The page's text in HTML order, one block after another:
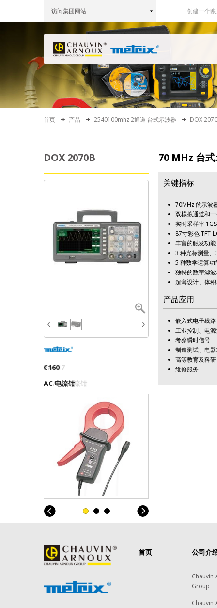
访问集团网站 创建一个
首页 产品 2540100mhz 2通道 台式示波器 DOX
DOX 2070B
C160
AC 电流钳
E27
100AAC/DC 电流钳
PAC17
AC/DC 电流钳
70 MHz 台
关键指标
70MHz 的示波
双模拟通道和
实时采样率
87寸彩色 TFT-
丰富的触发功
3 种光标测量
5 种数学运算功
独特的数字滤
超薄设计、体
产品应用
嵌入式电子线
工业控制、电
考察瞬时信号
制造测试、电
高等教育及科研
维修服务
首页 公司介
Chauvin
Group
Chauvin